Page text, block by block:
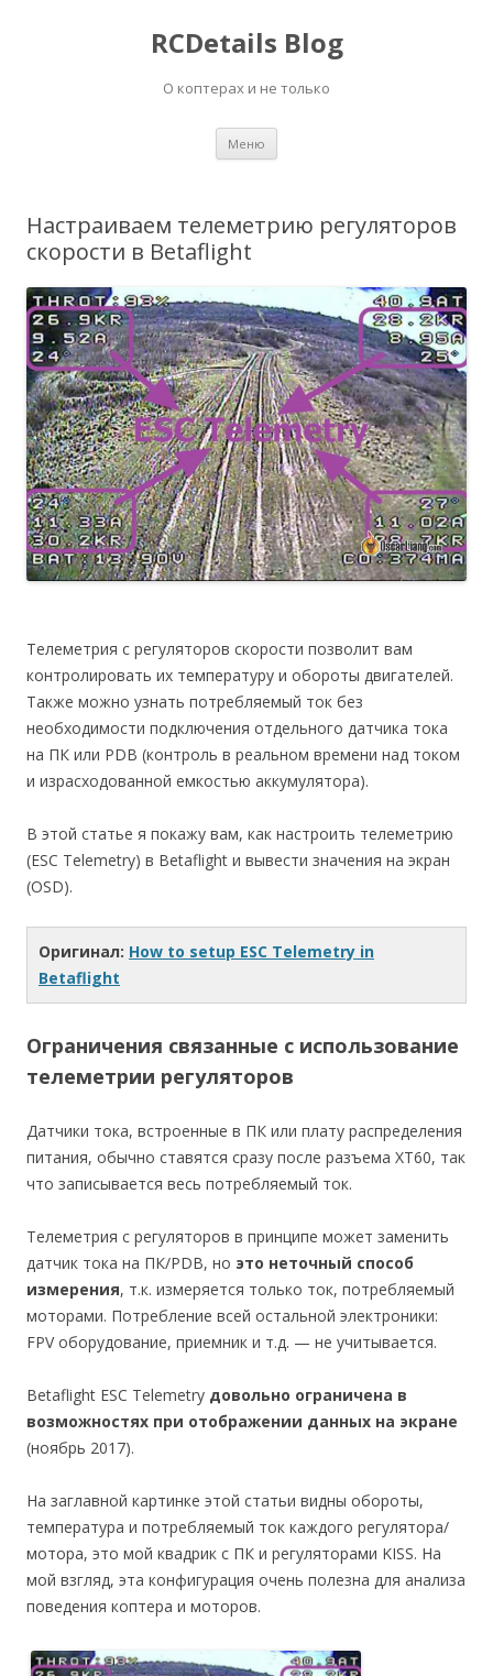
RCDetails Blog
О коптерах и не только
Меню
Настраиваем телеметрию регуляторов
скорости в Betaflight
Телеметрия с регуляторов скорости позволит вам
контролировать их температуру и обороты двигателей.
Также можно узнать потребляемый ток без
необходимости подключения отдельного датчика тока
на ПК или PDB (контроль в реальном времени над током
и израсходованной емкостью аккумулятора).
В этой статье я покажу вам, как настроить телеметрию
(ESC Telemetry) в Betaflight и вывести значения на экран
(OSD).
Оригинал: How to setup ESC Telemetry in
Betaflight
Ограничения связанные с использование
телеметрии регуляторов
Датчики тока, встроенные в ПК или плату распределения
питания, обычно ставятся сразу после разъема XT60, так
что записывается весь потребляемый ток.
Телеметрия с регуляторов в принципе может заменить
датчик тока на ПК/PDB, но это неточный способ
измерения, т.к. измеряется только ток, потребляемый
моторами. Потребление всей остальной электроники:
FPV оборудование, приемник и т.д. — не учитывается.
Betaflight ESC Telemetry довольно ограничена в
возможностях при отображении данных на экране
(ноябрь 2017).
На заглавной картинке этой статьи видны обороты,
температура и потребляемый ток каждого регулятора/
мотора, это мой квадрик с ПК и регуляторами KISS. На
мой взгляд, эта конфигурация очень полезна для анализа
поведения коптера и моторов.